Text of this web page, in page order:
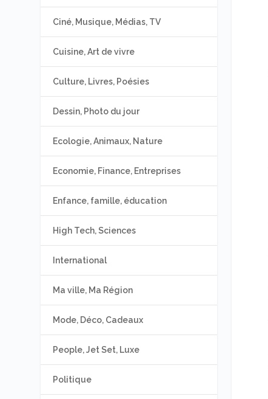
Ciné, Musique, Médias, TV
Cuisine, Art de vivre
Culture, Livres, Poésies
Dessin, Photo du jour
Ecologie, Animaux, Nature
Economie, Finance, Entreprises
Enfance, famille, éducation
High Tech, Sciences
International
Ma ville, Ma Région
Mode, Déco, Cadeaux
People, Jet Set, Luxe
Politique